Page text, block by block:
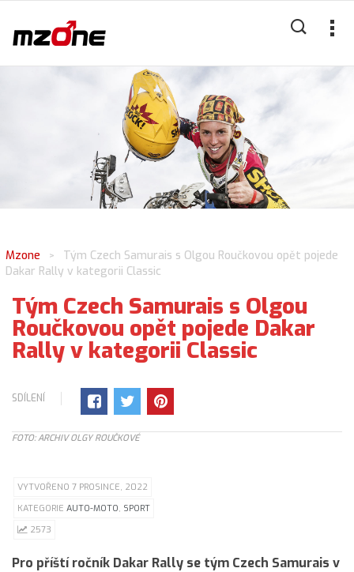
Mzone >
Tým Czech Samurais s Olgou Roučkovou opět pojede
Dakar Rally v kategorii Classic
Tým Czech Samurais s Olgou
Roučkovou opět pojede Dakar
Rally v kategorii Classic
SDÍLENÍ
FOTO: ARCHIV OLGY ROUČKOVÉ
VYTVOŘENO 7 PROSINCE, 2022
KATEGORIE AUTO-MOTO, SPORT
2573
Pro příští ročník Dakar Rally se tým Czech Samurais v